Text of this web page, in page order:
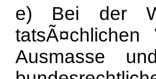
e) Bei der
Ausmasse